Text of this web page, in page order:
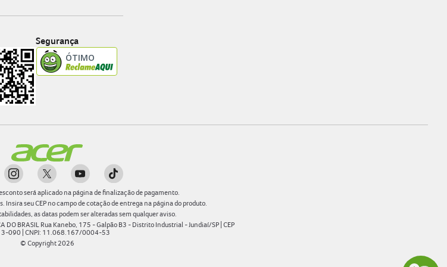
Segurança
será aplicado na página de finalização de pagamento.
Insira seu CEP no campo de cotação de entrega na página do produto.
as datas podem ser alteradas sem qualquer aviso.
DO BRASIL Rua Kanebo, 175 - Galpão B3 - Distrito Industrial - Jundiaí/SP | CEP
090 | CNPJ: 11.068.167/0004-53
© Copyright2026